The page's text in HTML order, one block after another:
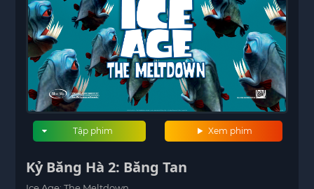
Xem phim
Tập phim
Kỷ Băng Hà 2: Băng Tan